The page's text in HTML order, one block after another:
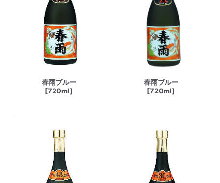
春雨ブルー
[720ml]
春雨ブルー
[720ml]